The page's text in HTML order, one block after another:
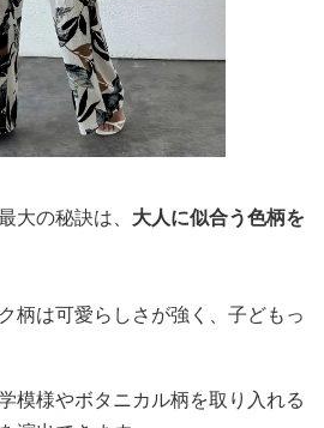
大の秘訣は、 大人に似合う色柄を
柄は可愛らしさが強く、子どもっ
模様やボタニカル柄を取り入れる